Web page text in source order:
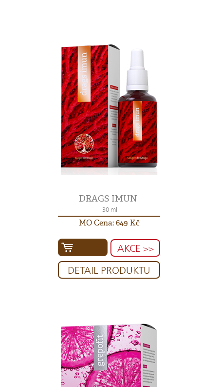
DRAGS IMUN
30 ml
MO Cena: 649 Kč
AKCE >>
DETAIL PRODUKTU